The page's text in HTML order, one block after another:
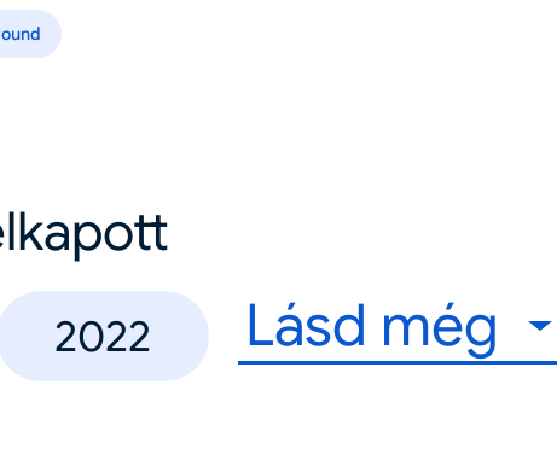
2022 Lásd még